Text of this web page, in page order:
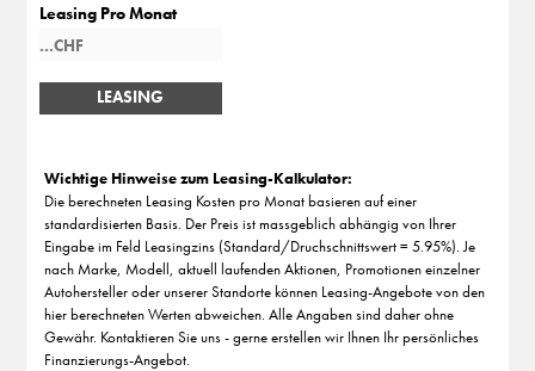
Leasing Pro Monat
LEASING
BERECHNEN
Wichtige Hinweise zum Leasing-Kalkulator:
Die berechneten Leasing Kosten pro Monat basieren auf einer
standardisierten Basis. Der Preis ist massgeblich abhängig von Ihrer
Eingabe im Feld Leasingzins (Standard/Druchschnittswert = 5.95%). Je
nach Marke, Modell, aktuell laufenden Aktionen, Promotionen einzelner
Autohersteller oder unserer Standorte können Leasing-Angebote von den
hier berechneten Werten abweichen. Alle Angaben sind daher ohne
Gewähr. Kontaktieren Sie uns - gerne erstellen wir Ihnen Ihr persönliches
Finanzierungs-Angebot.